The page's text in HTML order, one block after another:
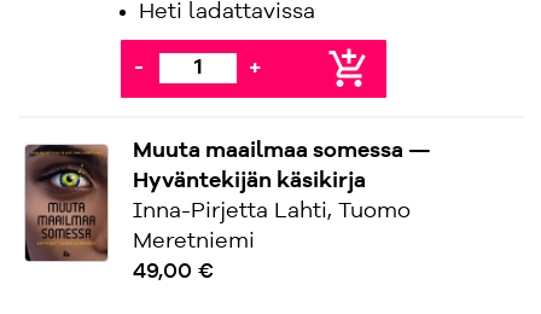
Heti ladattavissa
- + add_shopping_cart
Muuta maailmaa somessa —
Hyväntekijän käsikirja
Inna-Pirjetta Lahti, Tuomo
Meretniemi
49,00 €